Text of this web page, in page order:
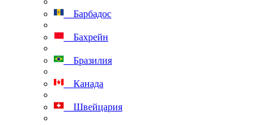
Барбадос
Бахрейн
Бразилия
Канада
Швейцария